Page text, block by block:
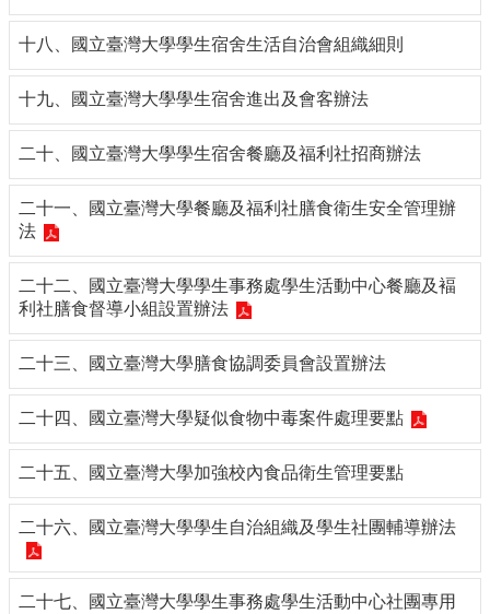
劃
委
員
會
綜
合
議
紀
錄
搜
尋
其
它
業
務
關
活
動
十八、國立臺灣大學學生宿舍生活自治會組織細則
十九、國立臺灣大學學生宿舍進出及會客辦法
二十、國立臺灣大學學生宿舍餐廳及福利社招商辦法
二十一、國立臺灣大學餐廳及福利社膳食衛生安全管理辦
法
二十二、國立臺灣大學學生事務處學生活動中心餐廳及褔
利社膳食督導小組設置辦法
二十三、國立臺灣大學膳食協調委員會設置辦法
二十四、國立臺灣大學疑似食物中毒案件處理要點
二十五、國立臺灣大學加強校內食品衛生管理要點
二十六、國立臺灣大學學生自治組織及學生社團輔導辦法
二十七、國立臺灣大學學生事務處學生活動中心社團專用